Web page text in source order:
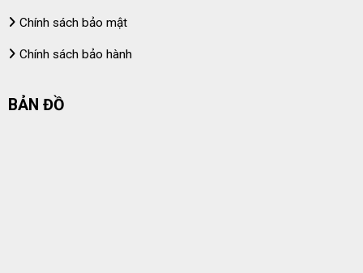
Chính sách bảo mật
Chính sách bảo hành
BẢN ĐỒ